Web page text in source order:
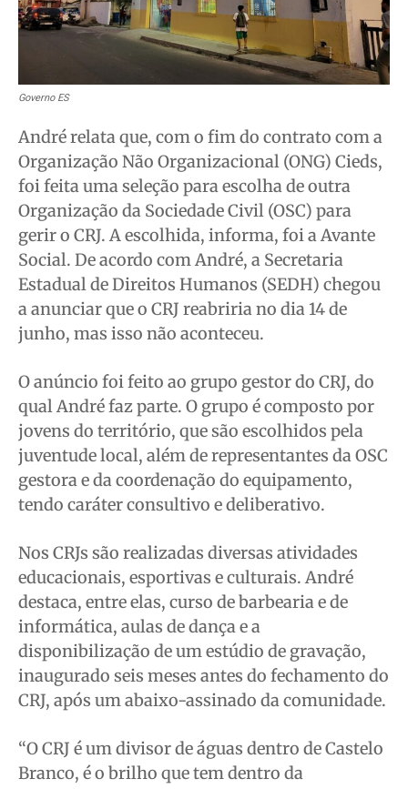
Contato
Privacidade
Contato
Privacidade
Contato
Privacidade
Contato
Privacidade
Governo ES
André relata que, com o fim do contrato com a
Organização Não Organizacional (ONG) Cieds,
foi feita uma seleção para escolha de outra
Organização da Sociedade Civil (OSC) para
gerir o CRJ. A escolhida, informa, foi a Avante
Social. De acordo com André, a Secretaria
Estadual de Direitos Humanos (SEDH) chegou
a anunciar que o CRJ reabriria no dia 14 de
junho, mas isso não aconteceu.
O anúncio foi feito ao grupo gestor do CRJ, do
qual André faz parte. O grupo é composto por
jovens do território, que são escolhidos pela
juventude local, além de representantes da OSC
gestora e da coordenação do equipamento,
tendo caráter consultivo e deliberativo.
Nos CRJs são realizadas diversas atividades
educacionais, esportivas e culturais. André
destaca, entre elas, curso de barbearia e de
informática, aulas de dança e a
disponibilização de um estúdio de gravação,
inaugurado seis meses antes do fechamento do
CRJ, após um abaixo-assinado da comunidade.
“O CRJ é um divisor de águas dentro de Castelo
Branco, é o brilho que tem dentro da